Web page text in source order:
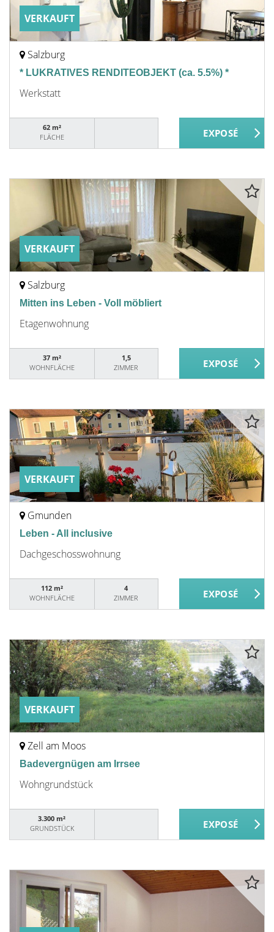
VERKAUFT
Salzburg
* LUKRATIVES RENDITEOBJEKT (ca. 5.5%) *
Werkstatt
62 m²
FLÄCHE
VERKAUFT
Salzburg
Mitten ins Leben - Voll möbliert
Etagenwohnung
37 m²
WOHNFLÄCHE
1,5
ZIMMER
VERKAUFT
Gmunden
Leben - All inclusive
Dachgeschosswohnung
112 m²
WOHNFLÄCHE
4
ZIMMER
VERKAUFT
Zell am Moos
Badevergnügen am Irrsee
Wohngrundstück
3.300 m²
GRUNDSTÜCK